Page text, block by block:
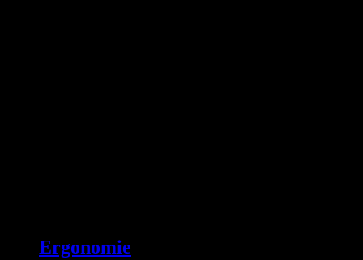
Ergonomie